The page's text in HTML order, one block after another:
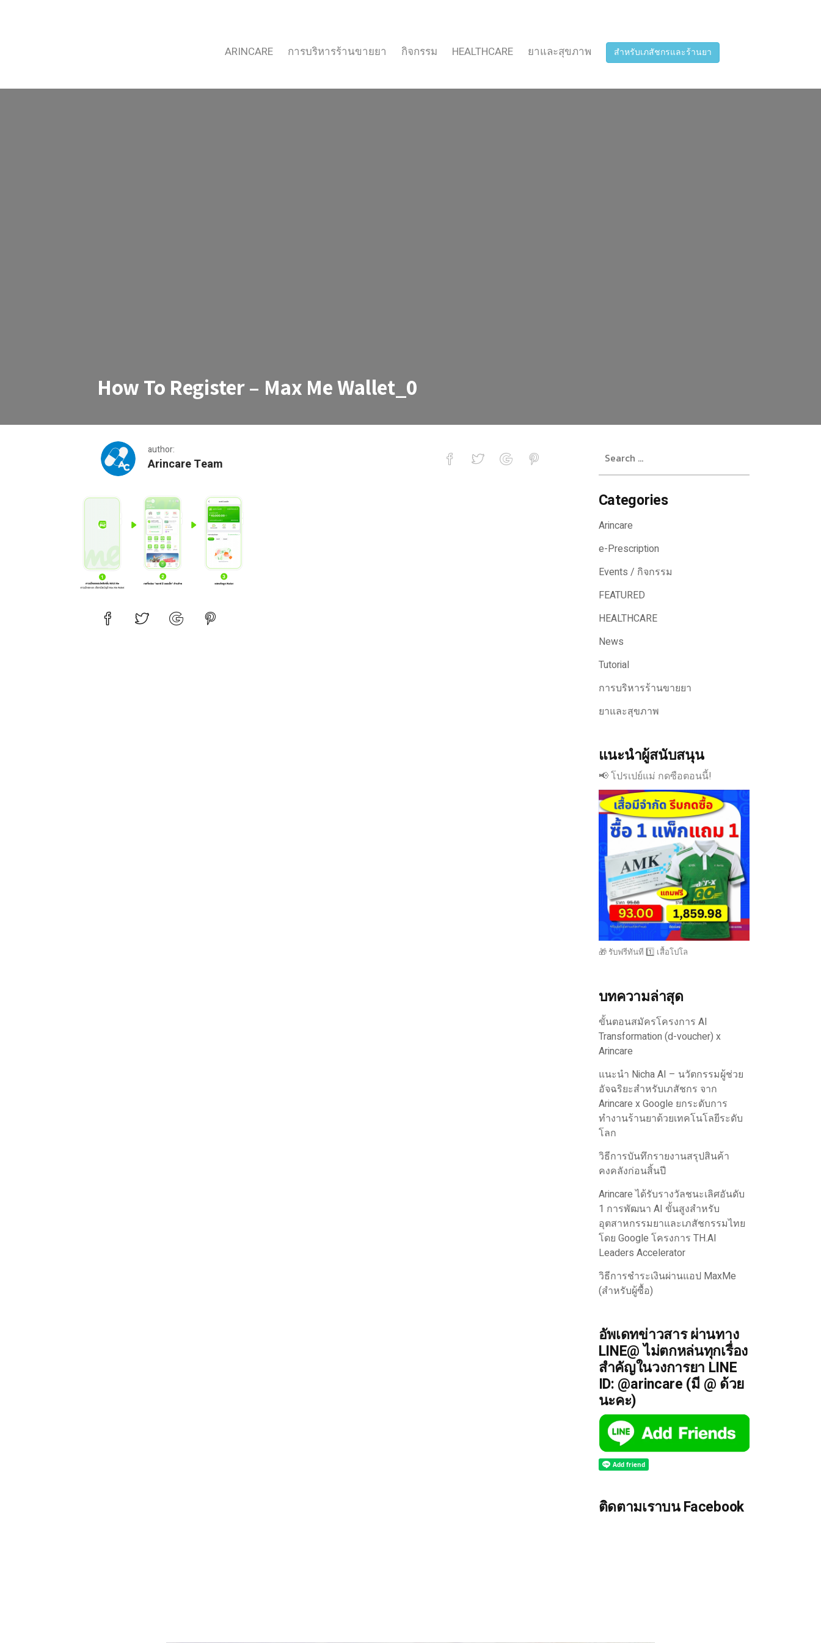
ARINCARE การบริหารร้านขายยา กิจกรรม HEALTHCARE ยาและสุขภาพ สำหรับเภสัชกรและร้านยา
How To Register – Max Me Wallet_0
author:
Arincare Team
How To Register – Max Me Wallet_0
for:
Categories
Arincare
e-Prescription
Events / กิจกรรม
FEATURED
HEALTHCARE
News
Tutorial
การบริหารร้านขายยา
ยาและสุขภาพ
แนะนำผู้สนับสนุน
📢 โปรเปย์แม่ กดซือตอนนี้!
🎁 รับฟรีทันที 1️⃣ เสื้อโปโล
บทความล่าสุด
ขั้นตอนสมัครโครงการ AI
Transformation (d-voucher) x
Arincare
แนะนำ Nicha AI – นวัตกรรมผู้ช่วย
อัจฉริยะสำหรับเภสัชกร จาก
Arincare x Google ยกระดับการ
ทำงานร้านยาด้วยเทคโนโลยีระดับ
โลก
วิธีการบันทึกรายงานสรุปสินค้า
คงคลังก่อนสิ้นปี
Arincare ได้รับรางวัลชนะเลิศอันดับ
1 การพัฒนา AI ขั้นสูงสำหรับ
อุตสาหกรรมยาและเภสัชกรรมไทย
โดย Google โครงการ TH.AI
Leaders Accelerator
วิธีการชำระเงินผ่านแอป MaxMe
(สำหรับผู้ซื้อ)
อัพเดทข่าวสาร ผ่านทาง
LINE@ ไม่ตกหล่นทุกเรื่อง
สำคัญในวงการยา LINE
ID: @arincare (มี @ ด้วย
นะคะ)
ติดตามเราบน Facebook